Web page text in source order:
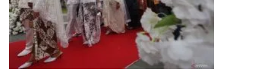
Doa cari jodoh agar dapat pasangan tepat